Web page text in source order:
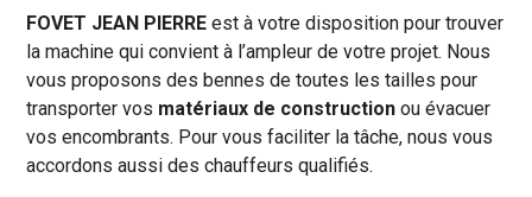
FOVET JEAN PIERRE est à votre disposition pour trouver
la machine qui convient à l’ampleur de votre projet. Nous
vous proposons des bennes de toutes les tailles pour
transporter vos matériaux de construction ou évacuer
vos encombrants. Pour vous faciliter la tâche, nous vous
accordons aussi des chauffeurs qualifiés.